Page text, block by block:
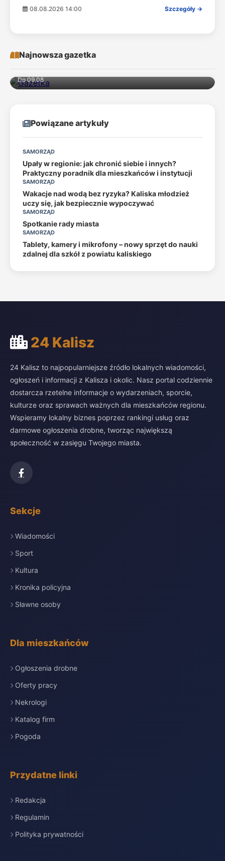
08.08.2026 14:00 Szczegóły →
Najnowsza gazetka
Do 09.08
Powiązane artykuły
SAMORZĄD
Upały w regionie: jak chronić siebie i innych?
Praktyczny poradnik dla mieszkańców i instytucji
SAMORZĄD
Wakacje nad wodą bez ryzyka? Kaliska młodzież
uczy się, jak bezpiecznie wypoczywać
SAMORZĄD
Spotkanie rady miasta
SAMORZĄD
Tablety, kamery i mikrofony – nowy sprzęt do nauki
zdalnej dla szkół z powiatu kaliskiego
24 Kalisz
24 Kalisz to najpopularniejsze źródło lokalnych wiadomości,
ogłoszeń i informacji z Kalisza i okolic. Nasz portal codziennie
dostarcza rzetelne informacje o wydarzeniach, sporcie,
kulturze oraz sprawach ważnych dla mieszkańców regionu.
Wspieramy lokalny biznes poprzez rankingi usług oraz
darmowe ogłoszenia drobne, tworząc największą
społeczność w zasięgu Twojego miasta.
Sekcje
Wiadomości
Sport
Kultura
Kronika policyjna
Sławne osoby
Dla mieszkańców
Ogłoszenia drobne
Oferty pracy
Nekrologi
Katalog firm
Pogoda
Przydatne linki
Redakcja
Regulamin
Polityka prywatności